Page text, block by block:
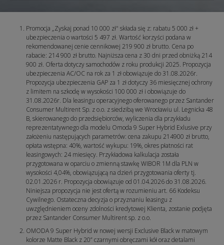
Promocja „Zyskaj ponad 10 000 zł" składa się z: rabatu 5 000 zł +
ubezpieczenia o wartości 5 497 zł. Wartość korzyści podana w
rekomendowanej cenie cennikowej 219 900 zł brutto. Cena po
rabacie: 214 900 zł brutto. Najniższa cena z 30 dni przed obniżką 214
900 zł. Oferta dotyczy samochodów z roku produkcji 2025. Propozycja
ubezpieczenia AC/OC na rok za 1 zł obowiązuje do 31.08.2026r.
Propozycja ubezpieczenia GAP za 1 zł dotyczy 36 miesięcznej ochrony
z limitem na szkodę w wysokości 100 000 zł i obowiązuje do
31.08.2026r. Dla leasingu operacyjnego oferowanego przez Santander
Consumer Multirent Sp. z o.o. z siedzibą we Wrocławiu ul. Legnicka 48
B, skierowanego do przedsiębiorców, wyliczenia dla przykładu
reprezentatywnego dla modelu Omoda 9 Super Hybrid Exlusive przy
założeniu następujących parametrów: cena zakupu 214900 zł brutto,
opłata wstępna: 40%, wartość wykupu: 19%, okres płatności rat
leasingowych: 24 miesięcy. Przykładowa kalkulacja została
przygotowana w oparciu o zmienną stawkę WIBOR 1M dla PLN w
wysokości 4,04%, obowiązującą na dzień przygotowania oferty tj.
02.01.2026 r. Propozycja obowiązuje od 01.04.2026 do 31.08.2026.
Niniejsza propozycja nie jest ofertą w rozumieniu art. 66 Kodeksu
Cywilnego. Ostateczna decyzja o przyznaniu leasingu z
uwzględnieniem oceny zdolności kredytowej Klienta, zostanie podjęta
przez Santander Consumer Multirent sp. z o.o.
OMODA 9 Super Hybrid w nowej wersji Exclusive Black w matowym
kolorze Matte Black z 20” czarnymi obręczami kół oraz detalami